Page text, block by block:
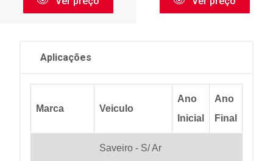
Aplicações
Marca Veiculo
Ano
Inicial
Ano
Final
Saveiro - S/ Ar